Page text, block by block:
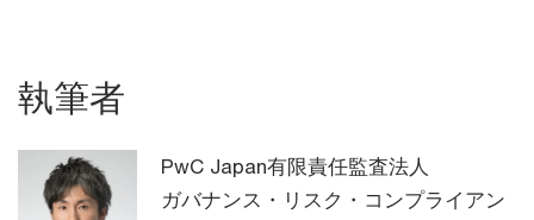
執筆者
PwC Japan有限責任監査法人
ガバナンス・リスク・コンプライアン